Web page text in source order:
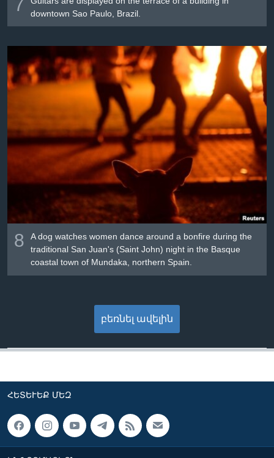
downtown Sao Paulo, Brazil.
8
A dog watches women dance around a bonfire during the
traditional San Juan's (Saint John) night in the Basque
coastal town of Mundaka, northern Spain.
բեռնել ավելին
ՀԵՏԵՒԵՔ ՄԵԶ